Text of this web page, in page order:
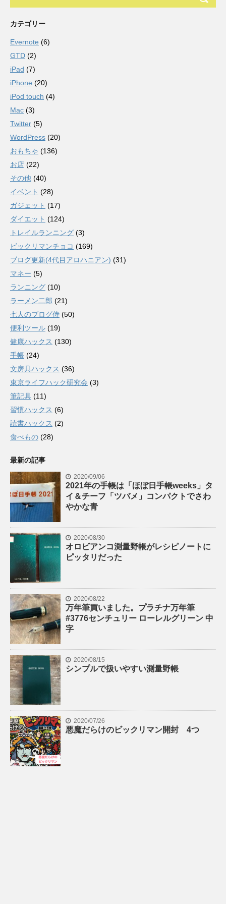
カテゴリー
Evernote (6)
GTD (2)
iPad (7)
iPhone (20)
iPod touch (4)
Mac (3)
Twitter (5)
WordPress (20)
おもちゃ (136)
お店 (22)
その他 (40)
イベント (28)
ガジェット (17)
ダイエット (124)
トレイルランニング (3)
ビックリマンチョコ (169)
ブログ更新(4代目アロハニアン) (31)
マネー (5)
ランニング (10)
ラーメン二郎 (21)
七人のブログ侍 (50)
便利ツール (19)
健康ハックス (130)
手帳 (24)
文房具ハックス (36)
東京ライフハック研究会 (3)
筆記具 (11)
習慣ハックス (6)
読書ハックス (2)
食べもの (28)
最新の記事
2020/09/06
2021年の手帳は「ほぼ日手帳weeks」タ
イ＆チーフ「ツバメ」コンパクトでさわ
やかな青
2020/08/30
オロビアンコ測量野帳がレシピノートに
ピッタリだった
2020/08/22
万年筆買いました。プラチナ万年筆
#3776センチュリー ローレルグリーン 中
字
2020/08/15
シンプルで扱いやすい測量野帳
2020/07/26
悪魔だらけのビックリマン開封 4つ